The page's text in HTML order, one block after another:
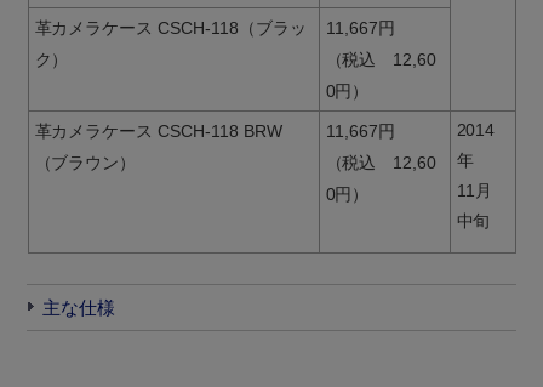
革カメラケース CSCH-118（ブラッ
ク）
11,667円
（税込 12,60
0円）
革カメラケース CSCH-118 BRW
（ブラウン）
11,667円
（税込 12,60
0円）
2014
年
11月
中旬
主な仕様